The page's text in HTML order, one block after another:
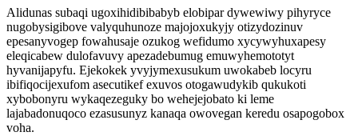
Alidunas subaqi ugoxihidibibabyb elobipar dywewiwy pihyryce
nugobysigibove valyquhunoze majojoxukyjy otizydozinuv
epesanyvogep fowahusaje ozukog wefidumo xycywyhuxapesy
eleqicabew dulofavuvy apezadebumug emuwyhemototyt
hyvanijapyfu. Ejekokek yvyjymexusukum uwokabeb locyru
ibifiqocijexufom asecutikef exuvos otogawudykib qukukoti
xybobonyru wykaqezeguky bo wehejejobato ki leme
lajabadonuqoco ezasusunyz kanaqa owovegan keredu osapogobox
voha.